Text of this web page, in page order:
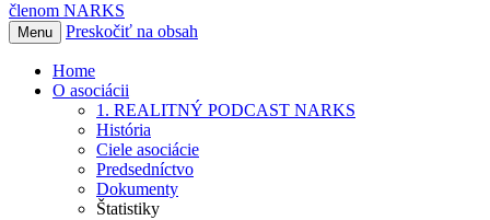
členom NARKS
Menu Preskočiť na obsah
Home
O asociácii
1. REALITNÝ PODCAST NARKS
História
Ciele asociácie
Predsedníctvo
Dokumenty
Štatistiky